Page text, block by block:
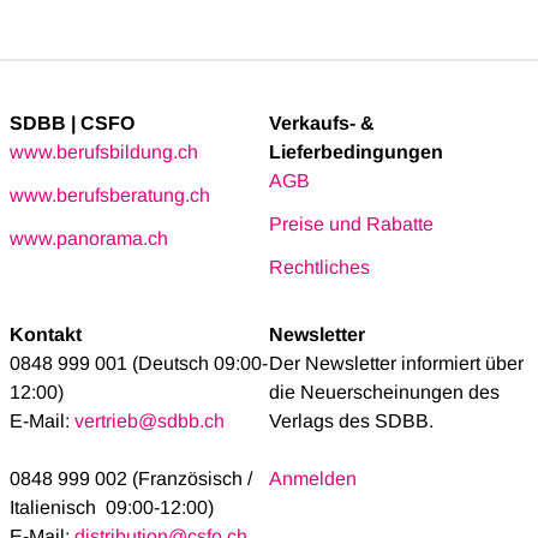
SDBB | CSFO
www.berufsbildung.ch
www.berufsberatung.ch
www.panorama.ch
Verkaufs- &
Lieferbedingungen
AGB
Preise und Rabatte
Rechtliches
Kontakt
0848 999 001 (Deutsch 09:00-
12:00)
E-Mail: vertrieb@sdbb.ch
0848 999 002 (Französisch /
Italienisch 09:00-12:00)
Newsletter
Der Newsletter informiert über
die Neuerscheinungen des
Verlags des SDBB.
Anmelden